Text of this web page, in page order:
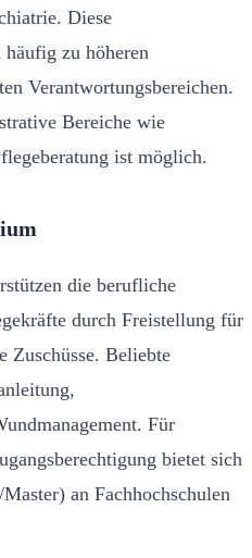
Diese
zu höheren
Verantwortungsbereichen.
Bereiche wie
ist möglich.
die berufliche
durch Freistellung für
Zuschüsse. Beliebte
Für
bietet sich
an Fachhochschulen